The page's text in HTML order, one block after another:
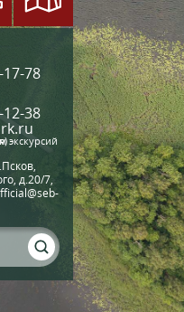
17-78
12-38
д.20/7,